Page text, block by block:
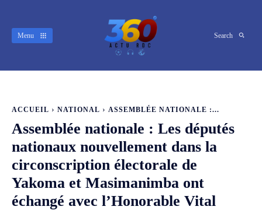
Menu Search
ACCUEIL NATIONAL ASSEMBLÉE NATIONALE :...
Assemblée nationale : Les députés
nationaux nouvellement dans la
circonscription électorale de
Yakoma et Masimanimba ont
échangé avec l’Honorable Vital